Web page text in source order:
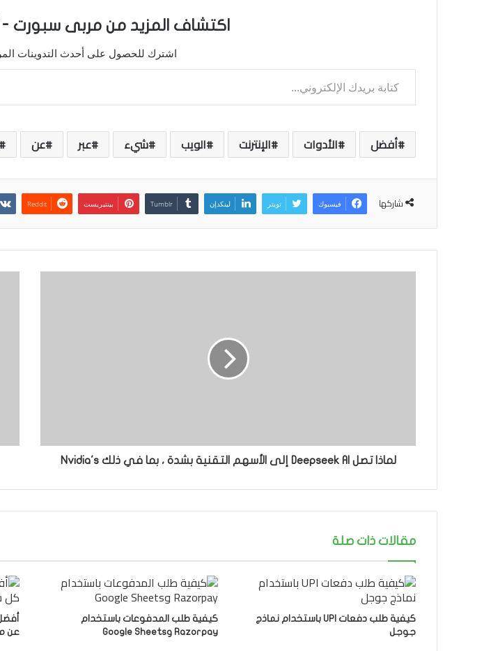
اكتشاف المزيد من مربى سبورت -
اشترك للحصول على أحدث التدوينات
كتابة بريدك الإلكتروني...
أفضل الأدوات الإنترنت الويب شيء عبر عن
شاركها فيسبوك تويتر لينكدإن بينتيريست
لماذا تصل Deepseek AI إلى الأسهم التقنية بشدة ، بما في ذلك Nvidia's
مقالات ذات صلة
كيفية طلب دفعات UPI باستخدام نماذج
جوجل
كيفية طلب المدفوعات باستخدام
Razorpay وGoogle Sheets
عن